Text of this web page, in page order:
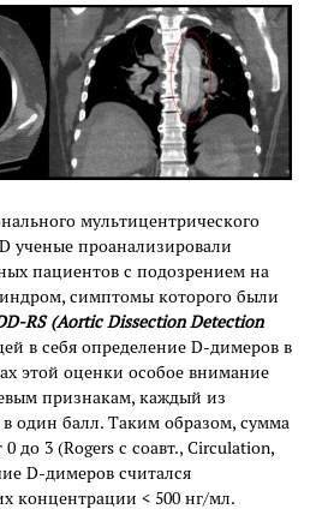
мультицентрического
ученые проанализировали
пациентов с подозрением на
симптомы которого были
RS (Aortic Dissection Detection
в себя определение D-димеров в
этой оценки особое внимание
признакам, каждый из
один балл. Таким образом, сумма
до 3 (Rogers с соавт., Circulation,
D-димеров считался
концентрации < 500 нг/мл.